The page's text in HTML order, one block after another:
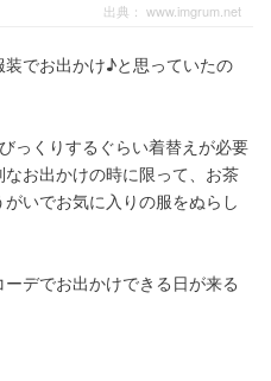
出典： www.imgrum.net
でお出かけ♪と思っていたの
っくりするぐらい着替えが必要
お出かけの時に限って、お茶
いでお気に入りの服をぬらし
デでお出かけできる日が来る